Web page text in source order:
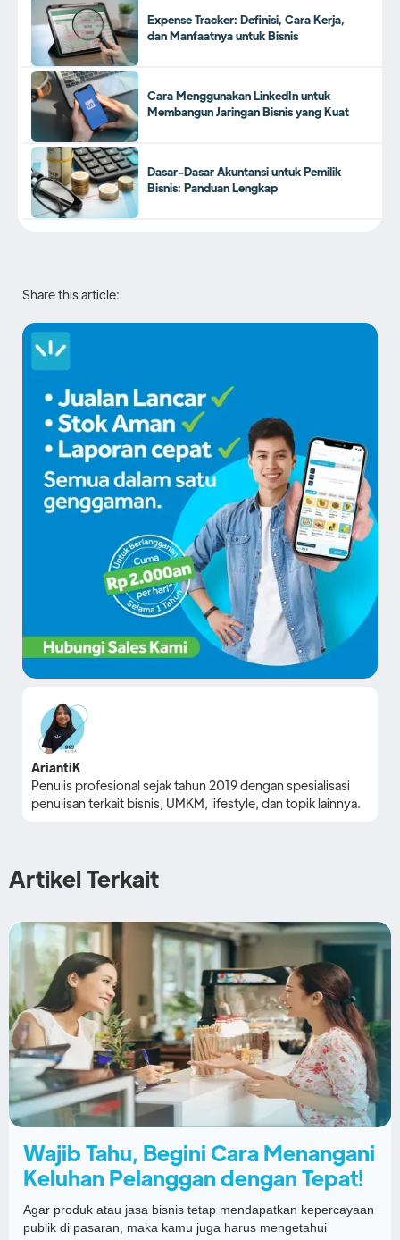
Expense Tracker: Definisi, Cara Kerja,
dan Manfaatnya untuk Bisnis
Cara Menggunakan LinkedIn untuk
Membangun Jaringan Bisnis yang Kuat
Dasar-Dasar Akuntansi untuk Pemilik
Bisnis: Panduan Lengkap
Share this article:
AriantiK
Penulis profesional sejak tahun 2019 dengan spesialisasi
penulisan terkait bisnis, UMKM, lifestyle, dan topik lainnya.
Artikel Terkait
Wajib Tahu, Begini Cara Menangani
Keluhan Pelanggan dengan Tepat!
Agar produk atau jasa bisnis tetap mendapatkan kepercayaan
publik di pasaran, maka kamu juga harus mengetahui